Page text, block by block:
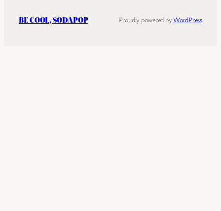
BE COOL, SODAPOP Proudly powered byWordPress